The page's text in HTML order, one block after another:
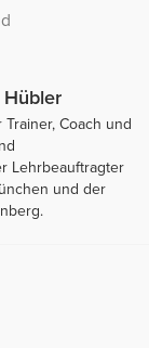
Coach und
Lehrbeauftragter
und der